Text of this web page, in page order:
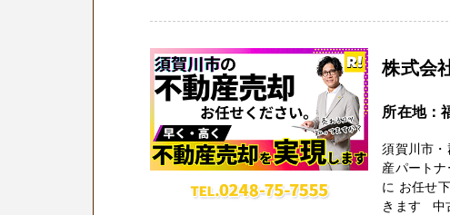
株式会
所在地：
須賀川市
産パート
に お任せ
きます 中